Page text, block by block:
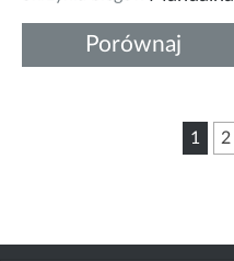
Porównaj
1 2